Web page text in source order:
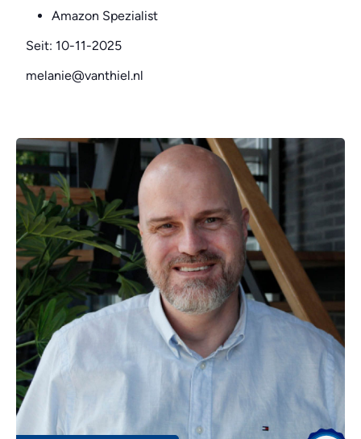
Amazon Spezialist
Seit: 10-11-2025
melanie@vanthiel.nl